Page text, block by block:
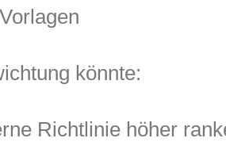
könnte:
Richtlinie höher